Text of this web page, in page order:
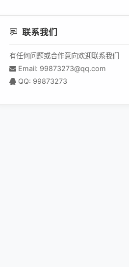
联系我们
有任何问题或合作意向欢迎联系我们
Email: 99873273@qq.com
QQ: 99873273